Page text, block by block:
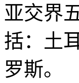
亚交界
括：土
罗斯。